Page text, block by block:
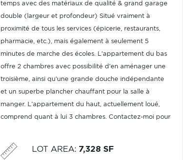
temps avec des matériaux de qualité & grand garage
double (largeur et profondeur) Situé vraiment à
proximité de tous les services (épicerie, restaurants,
pharmacie, etc.), mais également à seulement 5
minutes de marche des écoles. L'appartement du bas
offre 2 chambres avec possibilité d'en aménager une
troisième, ainsi qu'une grande douche indépendante
et un superbe plancher chauffant pour la salle à
manger. L'appartement du haut, actuellement loué,
comprend quant à lui 3 chambres. Contactez-moi pour
LOT AREA: 7,328 SF